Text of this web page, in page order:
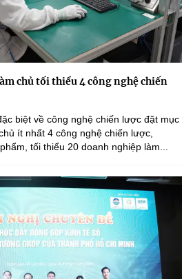
chủ tối thiểu 4 công nghệ chiến
biệt về công nghệ chiến lược đặt mục
ít nhất 4 công nghệ chiến lược,
tối thiểu 20 doanh nghiệp làm...